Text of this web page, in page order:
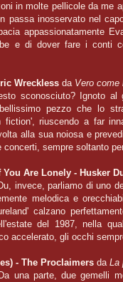
in molte pellicole da me
passa inosservato nel
appassionatamente
e di dover fare i conti
Wreckless da Vero come
sconosciuto? Ignoto al
pezzo che lo
fiction', riuscendo a far
alla sua noiosa e
concerti, sempre soltanto
Are Lonely - Husker
invece, parliamo di uno
melodica e
calzano
del 1987, nella
accelerato, gli occhi
- The Proclaimers da La
una parte, due gemelli